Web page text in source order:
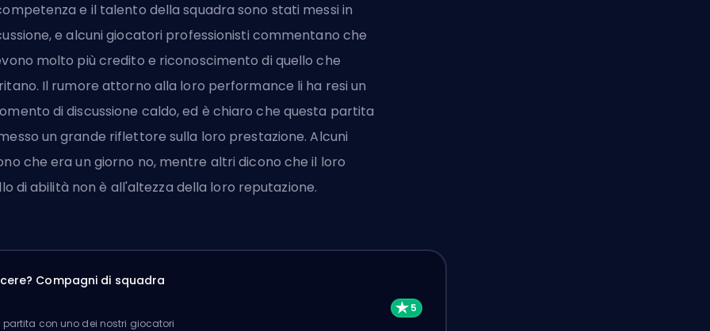
e il talento della squadra sono stati messi in
e alcuni giocatori professionisti commentano che
molto più credito e riconoscimento di quello che
Il rumore attorno alla loro performance li ha resi un
di discussione caldo, ed è chiaro che questa partita
un grande riflettore sulla loro prestazione. Alcuni
che era un giorno no, mentre altri dicono che il loro
di abilità non è all'altezza della loro reputazione.
Compagni di squadra
con uno dei nostri giocatori